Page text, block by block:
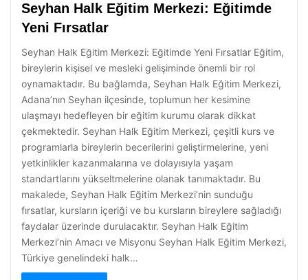
Seyhan Halk Eğitim Merkezi: Eğitimde
Yeni Fırsatlar
Seyhan Halk Eğitim Merkezi: Eğitimde Yeni Fırsatlar Eğitim,
bireylerin kişisel ve mesleki gelişiminde önemli bir rol
oynamaktadır. Bu bağlamda, Seyhan Halk Eğitim Merkezi,
Adana’nın Seyhan ilçesinde, toplumun her kesimine
ulaşmayı hedefleyen bir eğitim kurumu olarak dikkat
çekmektedir. Seyhan Halk Eğitim Merkezi, çeşitli kurs ve
programlarla bireylerin becerilerini geliştirmelerine, yeni
yetkinlikler kazanmalarına ve dolayısıyla yaşam
standartlarını yükseltmelerine olanak tanımaktadır. Bu
makalede, Seyhan Halk Eğitim Merkezi’nin sunduğu
fırsatlar, kursların içeriği ve bu kursların bireylere sağladığı
faydalar üzerinde durulacaktır. Seyhan Halk Eğitim
Merkezi’nin Amacı ve Misyonu Seyhan Halk Eğitim Merkezi,
Türkiye genelindeki halk…